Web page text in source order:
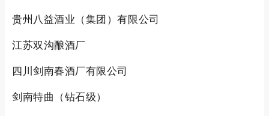
贵州八益酒业（集团）有限公司
江苏双沟酿酒厂
四川剑南春酒厂有限公司
剑南特曲（钻石级）